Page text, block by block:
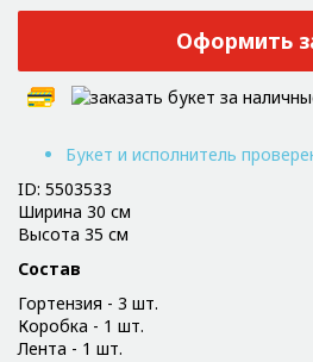
Оформить
Букет и исполнитель
ID: 5503533
Ширина 30 см
Высота 35 см
Состав
Гортензия - 3 шт.
Коробка - 1 шт.
Лента - 1 шт.